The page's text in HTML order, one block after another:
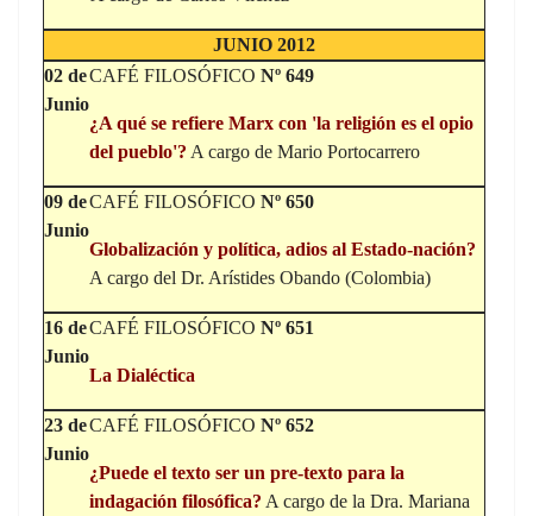
JUNIO 2012
02 de
Junio
CAFÉ FILOSÓFICO Nº 649
¿A qué se refiere Marx con 'la religión es el opio
del pueblo'? A cargo de Mario Portocarrero
09 de
Junio
CAFÉ FILOSÓFICO Nº 650
Globalización y política, adios al Estado-nación?
A cargo del Dr. Arístides Obando (Colombia)
16 de
Junio
CAFÉ FILOSÓFICO Nº 651
La Dialéctica
23 de
Junio
CAFÉ FILOSÓFICO Nº 652
¿Puede el texto ser un pre-texto para la
indagación filosófica? A cargo de la Dra. Mariana